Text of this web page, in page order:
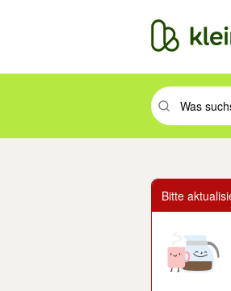
Suchbegriff
Bitte